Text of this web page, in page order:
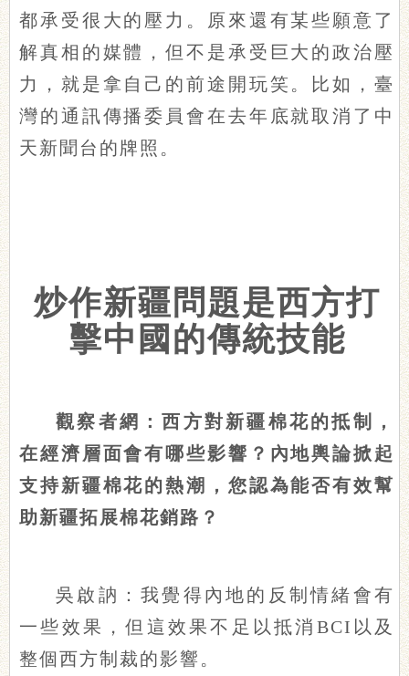
都承受很大的壓力。原來還有某些願意了
解真相的媒體，但不是承受巨大的政治壓
力，就是拿自己的前途開玩笑。比如，臺
灣的通訊傳播委員會在去年底就取消了中
天新聞台的牌照。
炒作新疆問題是西方打
擊中國的傳統技能
觀察者網：西方對新疆棉花的抵制，
在經濟層面會有哪些影響？內地輿論掀起
支持新疆棉花的熱潮，您認為能否有效幫
助新疆拓展棉花銷路？
吳啟訥：我覺得內地的反制情緒會有
一些效果，但這效果不足以抵消BCI以及
整個西方制裁的影響。